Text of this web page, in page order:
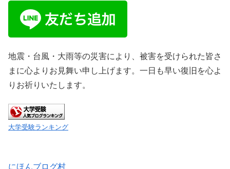
地震・台風・大雨等の災害により、被害を受けられた皆さ
まに心よりお見舞い申し上げます。一日も早い復旧を心よ
りお祈りいたします。
大学受験ランキング
にほんブログ村